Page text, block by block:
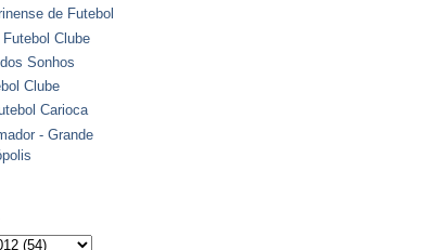
de Futebol
Clube
Sonhos
Clube
Carioca
- Grande